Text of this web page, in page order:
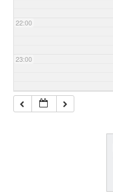
22:00
23:00